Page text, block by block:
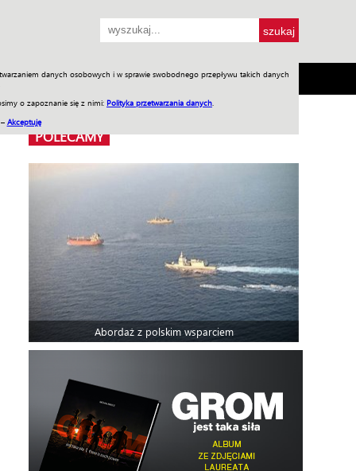
danych osobowych i w sprawie swobodnego przepływu takich danych
o zapoznanie się z nimi: Polityka przetwarzania danych
Akceptuję
SKLEP Jednodniówki Praca w WIW
POLECAMY
Abordaż z polskim wsparciem